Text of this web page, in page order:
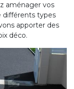
aménager vos
différents types
apporter des
déco.